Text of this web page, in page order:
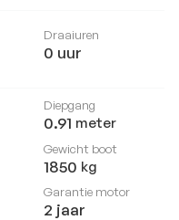
Draaiuren
0 uur
Diepgang
0.91 meter
Gewicht boot
1850 kg
Garantie motor
2 jaar